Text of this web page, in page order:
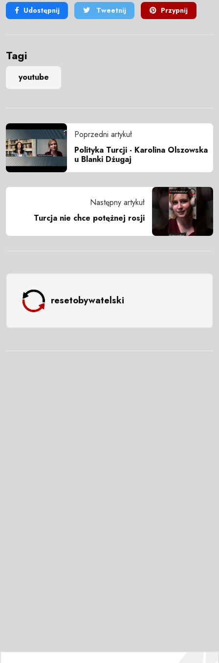
Udostępnij Tweetnij Przypnij
Tagi
youtube
Poprzedni artykuł
Polityka Turcji - Karolina Olszowska
u Blanki Dżugaj
Następny artykuł
Turcja nie chce potężnej rosji
resetobywatelski